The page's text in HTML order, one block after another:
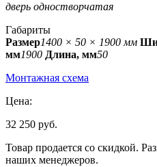
дверь одностворчатая
Габариты
Размер1400 × 50 × 1900 мм
мм1900 Длина, мм50
Монтажная схема
Цена:
32 250 руб.
Товар продается со скидкой.
наших менеджеров.